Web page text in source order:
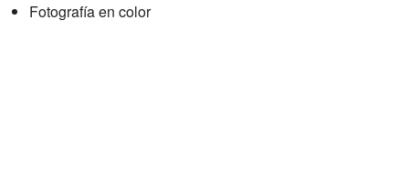
Fotografía en color